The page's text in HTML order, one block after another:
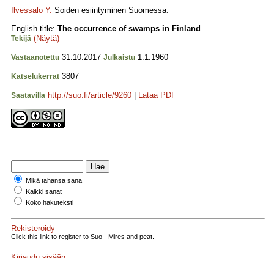
Ilvessalo Y. Soiden esiintyminen Suomessa.
English title: The occurrence of swamps in Finland
Tekijä (Näytä)
Vastaanotettu 31.10.2017 Julkaistu 1.1.1960
Katselukerrat 3807
Saatavilla http://suo.fi/article/9260 Lataa PDF
Mikä tahansa sana
Kaikki sanat
Koko hakuteksti
Rekisteröidy
Click this link to register to Suo - Mires and peat.